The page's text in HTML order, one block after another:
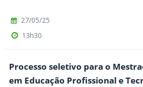
27/05/25
13h30
Processo seletivo para o
em Educação Profissional e